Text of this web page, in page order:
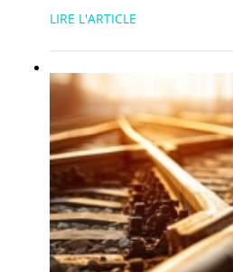
LIRE L'ARTICLE